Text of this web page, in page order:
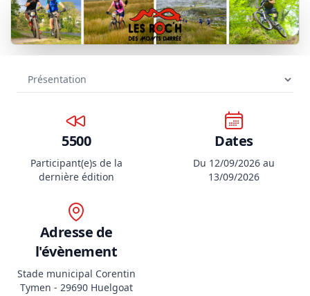
5500
Participant(e)s de la
dernière édition
Dates
Du 12/09/2026 au
13/09/2026
Adresse de
l'évènement
Stade municipal Corentin
Tymen - 29690 Huelgoat